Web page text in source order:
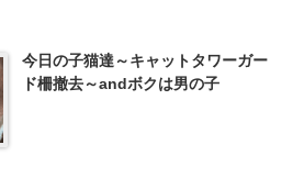
今日の子猫達～キャットタワーガー
ド柵撤去～andボクは男の子